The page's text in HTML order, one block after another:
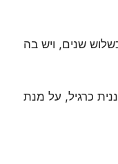
שנים, ויש בה
כרגיל, על מנת